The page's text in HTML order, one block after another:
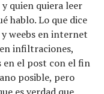
quien quiera leer
hablo. Lo que dice
weebs en internet
infiltraciones,
en el post con el fin
posible, pero